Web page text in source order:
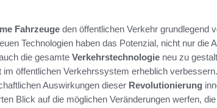
Fahrzeuge den öffentlichen Verkehr grundlegend
Technologien haben das Potenzial, nicht nur die
die gesamte Verkehrstechnologie neu zu
im öffentlichen Verkehrssystem erheblich
Auswirkungen dieser Revolutionierung
Blick auf die möglichen Veränderungen werfen,